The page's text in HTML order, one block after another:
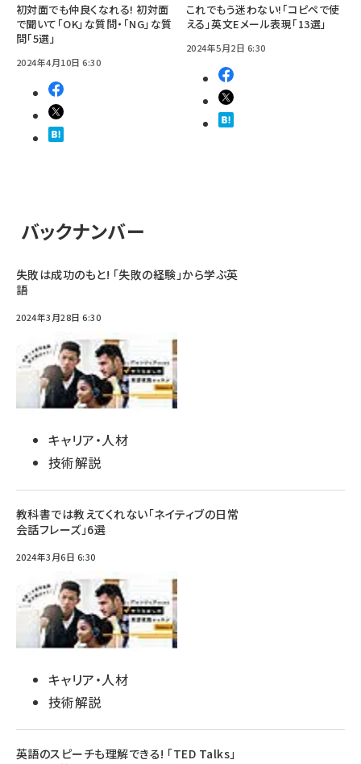
初対面でも仲良くなれる! 初対面
で聞いて「OK」な質問・「NG」な質
問「5選」
2024年4月10日 6:30
これでもう迷わない!「コピペで使
える」英文Eメール表現「13選」
2024年5月2日 6:30
バックナンバー
失敗は成功のもと! 「失敗の経験」から学ぶ英
語
2024年3月28日 6:30
キャリア・人材
技術解説
教科書では教えてくれない「ネイティブの日常
会話フレーズ」6選
2024年3月6日 6:30
キャリア・人材
技術解説
英語のスピーチも理解できる! 「TED Talks」